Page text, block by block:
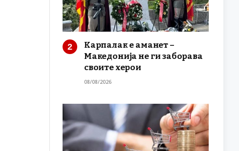
Карпалак е аманет –
Македонија не ги заборава
своите херои
08/08/2026